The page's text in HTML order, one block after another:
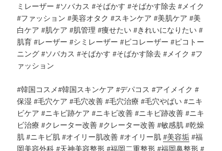
ミレーザー #ソバカス #そばかす #そばかす除去 #メイク
#ファッション #美容オタク #スキンケア #美肌ケア #美
白ケア #肌ケア #肌管理 #痩せたい #きれいになりたい #
肌育 #レーザー #シミレーザー #ピコレーザー #ピコトー
ニング #ソバカス #そばかす #そばかす除去 #メイク #フ
ァッション
#韓国コスメ#韓国スキンケア #デパコス #アイメイク #
保湿 #毛穴ケア #毛穴改善 #毛穴治療 #毛穴やばい #ニキ
ビケア #ニキビ跡ケア #ニキビ改善 #ニキビ跡改善 #ニキ
ビ治療 #クレーター改善 #クレーター改善 #敏感肌 #乾燥
肌 #ニキビ肌 #オイリー肌改善 #オイリー肌#美容垢 #福
岡美容外科 #天神美容整形 #福岡二重整形 #福岡鼻整形 #